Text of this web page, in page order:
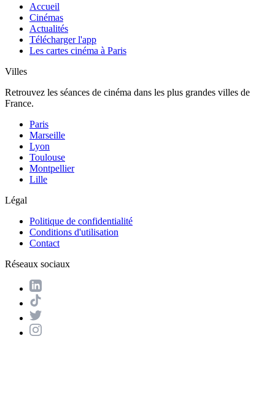
Accueil
Cinémas
Actualités
Télécharger l'app
Les cartes cinéma à Paris
Villes
Retrouvez les séances de cinéma dans les plus grandes villes de
France.
Paris
Marseille
Lyon
Toulouse
Montpellier
Lille
Légal
Politique de confidentialité
Conditions d'utilisation
Contact
Réseaux sociaux